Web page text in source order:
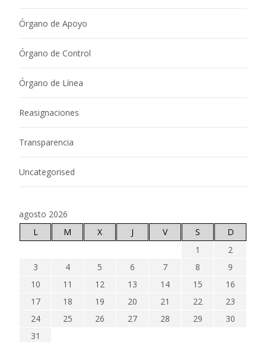
Órgano de Apoyo
Órgano de Control
Órgano de Línea
Reasignaciones
Transparencia
Uncategorised
agosto 2026
L
M X J V S
D
1
2
3
4 5 6 7 8
9
10
11 12 13 14 15
16
17
18 19 20 21 22
23
24
25 26 27 28 29
30
31